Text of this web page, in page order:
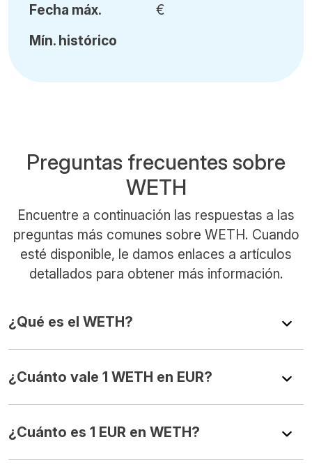
Fecha máx.
Mín. histórico
€
Preguntas frecuentes sobre
WETH
Encuentre a continuación las respuestas a las
preguntas más comunes sobre WETH. Cuando
esté disponible, le damos enlaces a artículos
detallados para obtener más información.
¿Qué es el WETH?
¿Cuánto vale 1 WETH en EUR?
¿Cuánto es 1 EUR en WETH?